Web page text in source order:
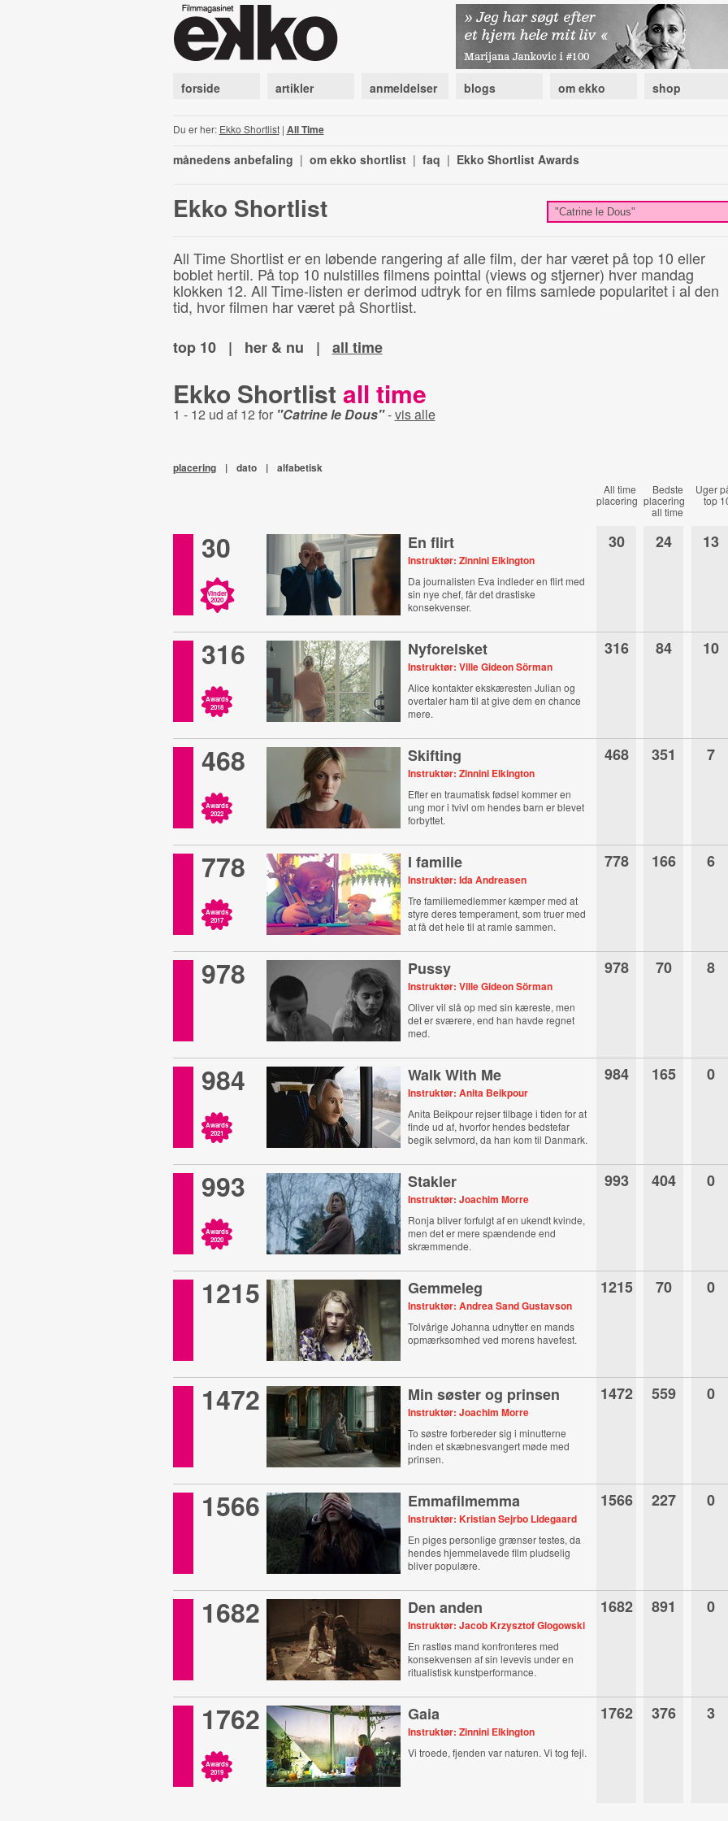
forside artikler anmeldelser blogs om ekko shop
Du er her: Ekko Shortlist| All Time
månedens anbefaling | om ekko shortlist | faq | Ekko Shortlist Awards
Ekko Shortlist
All Time Shortlist er en løbende rangering af alle film, der har været på top 10 eller
boblet hertil. På top 10 nulstilles filmens pointtal (views og stjerner) hver mandag
klokken 12. All Time-listen er derimod udtryk for en films samlede popularitet i al den
tid, hvor filmen har været på Shortlist.
top 10
| her & nu | all time
Ekko Shortlist all time
1 - 12 ud af 12 for "Catrine le Dous"-vis alle
placering | dato | alfabetisk
All time
placering
Bedste
placering
all time
Uger
top
30
Vinder
2020
En flirt
Instruktør: Zinnini Elkington
Da journalisten Eva indleder en flirt med
sin nye chef, får det drastiske
konsekvenser.
30 24 13
316
Awards
2018
Nyforelsket
Instruktør: Ville Gideon Sörman
Alice kontakter ekskæresten Julian og
overtaler ham til at give dem en chance
mere.
316 84 10
468
Awards
2022
Skifting
Instruktør: Zinnini Elkington
Efter en traumatisk fødsel kommer en
ung mor i tvivl om hendes barn er blevet
forbyttet.
468 351 7
778
Awards
2017
I familie
Instruktør: Ida Andreasen
Tre familiemedlemmer kæmper med at
styre deres temperament, som truer med
at få det hele til at ramle sammen.
778 166 6
978 Pussy
Instruktør: Ville Gideon Sörman
Oliver vil slå op med sin kæreste, men
det er sværere, end han havde regnet
med.
978 70 8
984
Awards
2021
Walk With Me
Instruktør: Anita Beikpour
Anita Beikpour rejser tilbage i tiden for at
finde ud af, hvorfor hendes bedstefar
begik selvmord, da han kom til Danmark.
984 165 0
993
Awards
2020
Stakler
Instruktør: Joachim Morre
Ronja bliver forfulgt af en ukendt kvinde,
men det er mere spændende end
skræmmende.
993 404 0
1215 Gemmeleg
Instruktør: Andrea Sand Gustavson
Tolvårige Johanna udnytter en mands
opmærksomhed ved morens havefest.
1215 70 0
1472 Min søster og prinsen
Instruktør: Joachim Morre
To søstre forbereder sig i minutterne
inden et skæbnesvangert møde med
prinsen.
1472 559 0
1566 Emmafilmemma
Instruktør: Kristian Sejrbo Lidegaard
En piges personlige grænser testes, da
hendes hjemmelavede film pludselig
bliver populære.
1566 227 0
1682 Den anden
Instruktør: Jacob Krzysztof Glogowski
En rastløs mand konfronteres med
konsekvensen af sin levevis under en
ritualistisk kunstperformance.
1682 891 0
1762
Awards
2019
Gaia
Instruktør: Zinnini Elkington
Vi troede, fjenden var naturen. Vi tog fejl.
1762 376 3